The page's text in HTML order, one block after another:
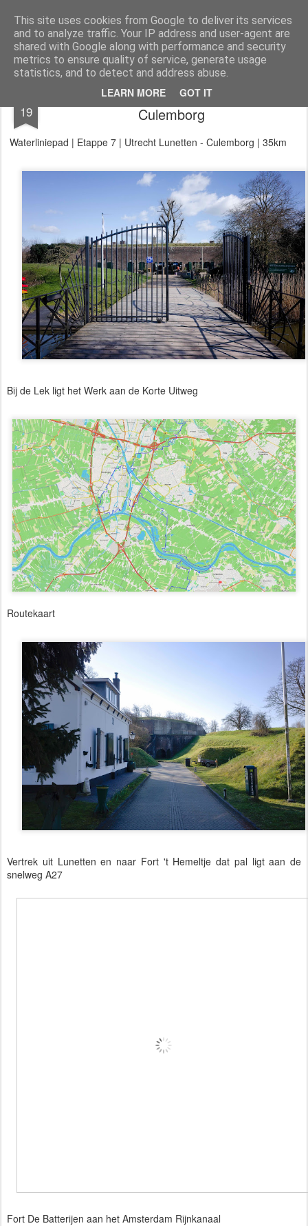
This site uses cookies from Google to deliver its services
and to analyze traffic. Your IP address and user-agent are
shared with Google along with performance and security
metrics to ensure quality of service, generate usage
statistics, and to detect and address abuse.
LEARN MORE GOT IT
Aan de wind een wandelblog
Kaart Dagtochten LAW's Buitenland E2 E9 GR12
19
Waterliniepad Utrecht Lunetten -
Culemborg
Waterliniepad | Etappe 7 | Utrecht Lunetten - Culemborg | 35km
Bij de Lek ligt het Werk aan de Korte Uitweg
Routekaart
Vertrek uit Lunetten en naar Fort 't Hemeltje dat pal ligt aan de
snelweg A27
Fort De Batterijen aan het Amsterdam Rijnkanaal